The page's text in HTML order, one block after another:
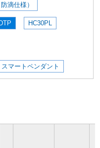
滴仕様）
HC30PL
スマートペンダント